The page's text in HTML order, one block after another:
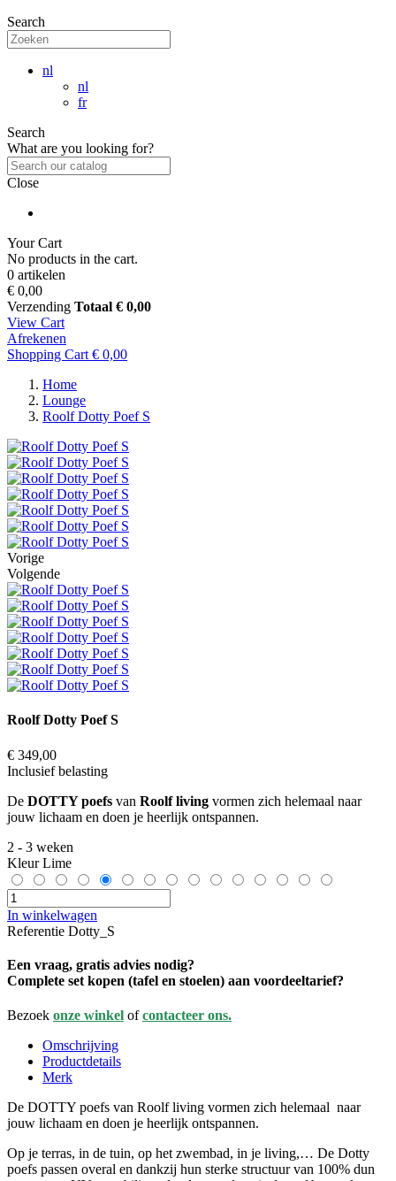
Search
nl
nl
fr
Search
What are you looking for?
Close
Your Cart
No products in the cart.
0 artikelen
€ 0,00
Verzending Totaal € 0,00
View Cart
Afrekenen
Shopping Cart € 0,00
Home
Lounge
Roolf Dotty Poef S
Vorige
Volgende
Roolf Dotty Poef S
€ 349,00
Inclusief belasting
De DOTTY poefs van Roolf living vormen zich helemaal naar
jouw lichaam en doen je heerlijk ontspannen.
2 - 3 weken
Kleur Lime
In winkelwagen
Referentie Dotty_S
Een vraag, gratis advies nodig?
Complete set kopen (tafel en stoelen) aan voordeeltarief?
Bezoek onze winkel ofcontacteer ons.
Omschrijving
Productdetails
Merk
De DOTTY poefs van Roolf living vormen zich helemaal naar
jouw lichaam en doen je heerlijk ontspannen.
Op je terras, in de tuin, op het zwembad, in je living,… De Dotty
poefs passen overal en dankzij hun sterke structuur van 100% dun